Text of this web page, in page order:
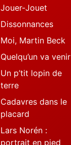
Jouer-Jouet
Dissonnances
Moi, Martin Beck
Quelqu’un va venir
Un p’tit lopin de
terre
Cadavres dans le
placard
Lars Norén :
portrait en pied